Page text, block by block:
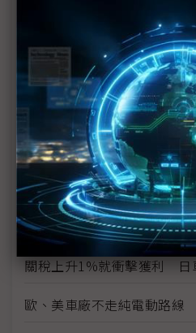
以協商代替對抗 墨西哥應
美中無人機禁令再現攻防
軌
川普大力支持加密貨幣
革
川普上任將掀電動車供應鏈
憂川普影響墨西哥布局 業
關稅上升1%就衝擊獲利 日
歐、美車廠不走純電動路線